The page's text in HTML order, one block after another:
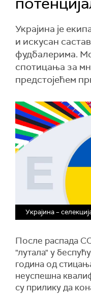
Украјина је
и искусан
фудбалерима.
спотицања за
предстојећем
Украјина –
После распада
"лутала" у
година од
неуспешна
су прилику да